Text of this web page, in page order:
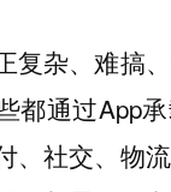
复杂、难搞
都通过App
、社交、物